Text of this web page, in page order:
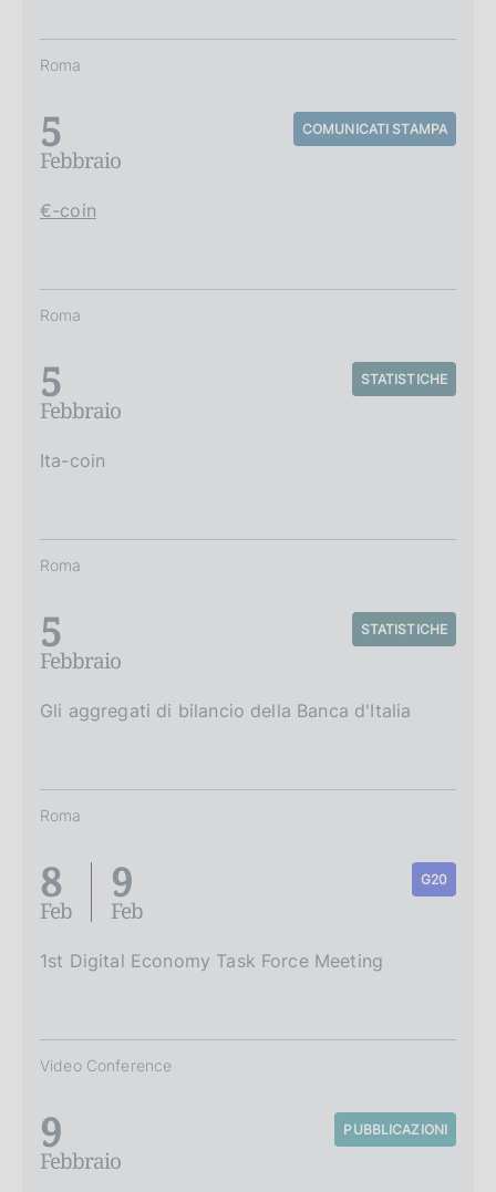
Roma
5
Febbraio
COMUNICATI STAMPA
€-coin
Roma
5
Febbraio
STATISTICHE
Ita-coin
Roma
5
Febbraio
STATISTICHE
Gli aggregati di bilancio della Banca d'Italia
Roma
8
Feb
9
Feb
G20
1st Digital Economy Task Force Meeting
Video Conference
9
Febbraio
PUBBLICAZIONI